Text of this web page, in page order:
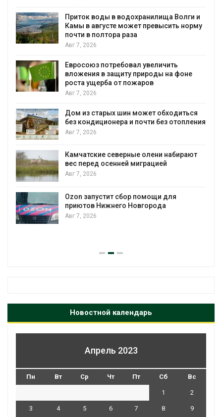
Волги и
превысить норму
увеличить
на фоне
обходиться
без отопления
олени набирают
помощи для
Геосинтетика на
инфраструктура
Авг 7, 2026
масштабном
противопожарной пены
Авг 7, 2026
России по итогам 2025
Авг 7, 2026
несколько регионов
экстремальными
Солнечные панели над
Новостной календарь
Апрель 2023
Пн Вт Ср Чт Пт Сб Вс
1 2
3 4 5 6 7 8 9